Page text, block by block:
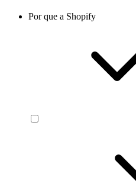
Por que a Shopify